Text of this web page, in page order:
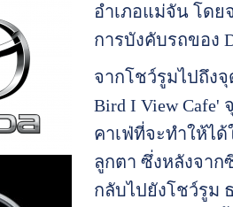
อำเภอแม่จัน โดย
การบังคับรถของ
จากโชว์รูมไปถึง
Bird I View Cafe'
คาเฟ่ที่จะทำให้ไ
ลูกตา ซึ่งหลังจาก
กลับไปยังโชว์รูม